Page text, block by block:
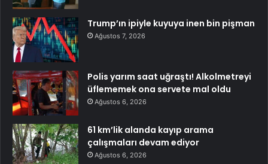
Trump’ın ipiyle kuyuya inen bin pişman
Ağustos 7, 2026
Polis yarım saat uğraştı! Alkolmetreyi
üflememek ona servete mal oldu
Ağustos 6, 2026
61 km’lik alanda kayıp arama
çalışmaları devam ediyor
Ağustos 6, 2026